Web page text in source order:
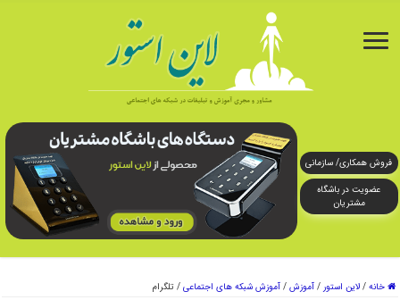
فروش همکاری/ سازمانی
عضویت در باشگاه
مشتریان
خانه / لاین استور / آموزش / آموزش شبکه های اجتماعی / تلگرام